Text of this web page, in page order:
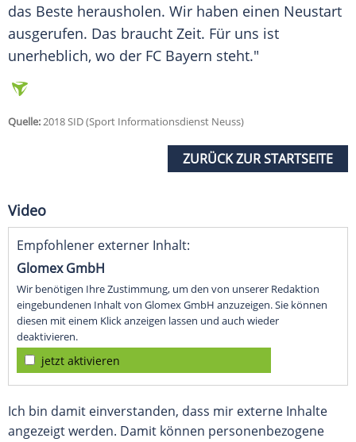
das Beste herausholen. Wir haben einen Neustart
ausgerufen. Das braucht Zeit. Für uns ist
unerheblich, wo der FC Bayern steht."
Quelle:2018 SID (Sport Informationsdienst Neuss)
ZURÜCK ZUR STARTSEITE
Video
Empfohlener externer Inhalt:
Glomex GmbH
Wir benötigen Ihre Zustimmung, um den von unserer Redaktion
eingebundenen Inhalt von Glomex GmbH anzuzeigen. Sie können
diesen mit einem Klick anzeigen lassen und auch wieder
deaktivieren.
jetzt aktivieren
Ich bin damit einverstanden, dass mir externe Inhalte
angezeigt werden. Damit können personenbezogene